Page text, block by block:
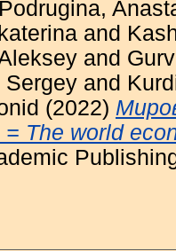
Podrugina,
and
and
Sergey and
(2022)
The world